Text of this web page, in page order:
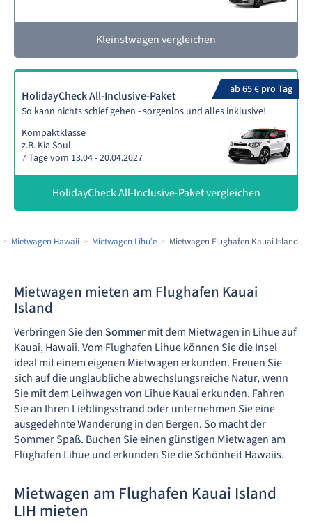
Kleinstwagen vergleichen
ab 65 € pro Tag
HolidayCheck All-Inclusive-Paket
So kann nichts schief gehen - sorgenlos und alles inklusive!
Kompaktklasse
z.B. Kia Soul
7 Tage vom 13.04 - 20.04.2027
HolidayCheck All-Inclusive-Paket vergleichen
Mietwagen Hawaii Mietwagen Līhuʻe Mietwagen Flughafen Kauai Island
Mietwagen mieten am Flughafen Kauai
Island
Verbringen Sie denSommermit dem Mietwagen in Lihue auf
Kauai, Hawaii. Vom Flughafen Lihue können Sie die Insel
ideal mit einem eigenen Mietwagen erkunden. Freuen Sie
sich auf die unglaubliche abwechslungsreiche Natur, wenn
Sie mit dem Leihwagen von Lihue Kauai erkunden. Fahren
Sie an Ihren Lieblingsstrand oder unternehmen Sie eine
ausgedehnte Wanderung in den Bergen. So macht der
Sommer Spaß. Buchen Sie einen günstigen Mietwagen am
Flughafen Lihue und erkunden Sie die Schönheit Hawaiis.
Mietwagen am Flughafen Kauai Island
LIH mieten